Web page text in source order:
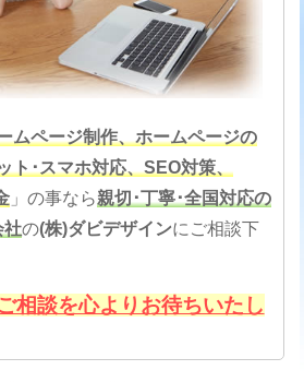
ムページ制作、ホームページの
ト･スマホ対応、SEO対策、
」の事なら親切･丁寧･全国対応の
社の(株)ダビデザインにご相談下
相談を心よりお待ちいたし